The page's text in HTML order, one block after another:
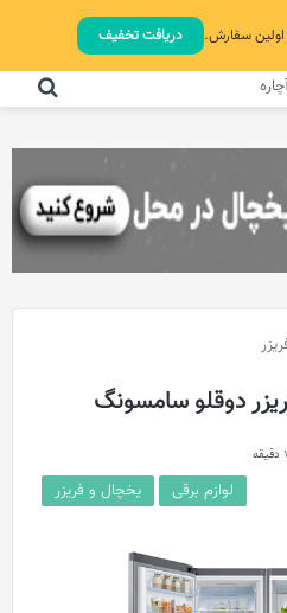
اولین سفارش. دریافت تخفیف
دوقلو سامسونگ
لوازم برقی یخچال و فریزر